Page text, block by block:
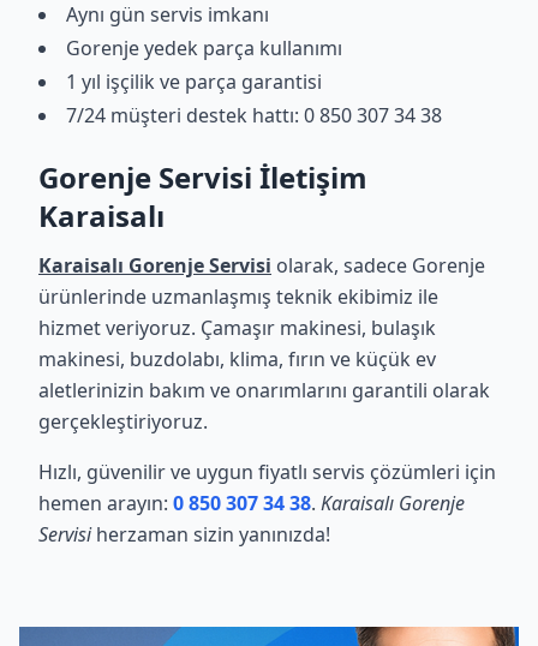
Aynı gün servis imkanı
Gorenje yedek parça kullanımı
1 yıl işçilik ve parça garantisi
7/24 müşteri destek hattı: 0 850 307 34 38
Gorenje Servisi İletişim
Karaisalı
Karaisalı Gorenje Servisi olarak, sadece Gorenje
ürünlerinde uzmanlaşmış teknik ekibimiz ile
hizmet veriyoruz. Çamaşır makinesi, bulaşık
makinesi, buzdolabı, klima, fırın ve küçük ev
aletlerinizin bakım ve onarımlarını garantili olarak
gerçekleştiriyoruz.
Hızlı, güvenilir ve uygun fiyatlı servis çözümleri için
hemen arayın: 0 850 307 34 38. Karaisalı Gorenje
Servisiherzaman sizin yanınızda!